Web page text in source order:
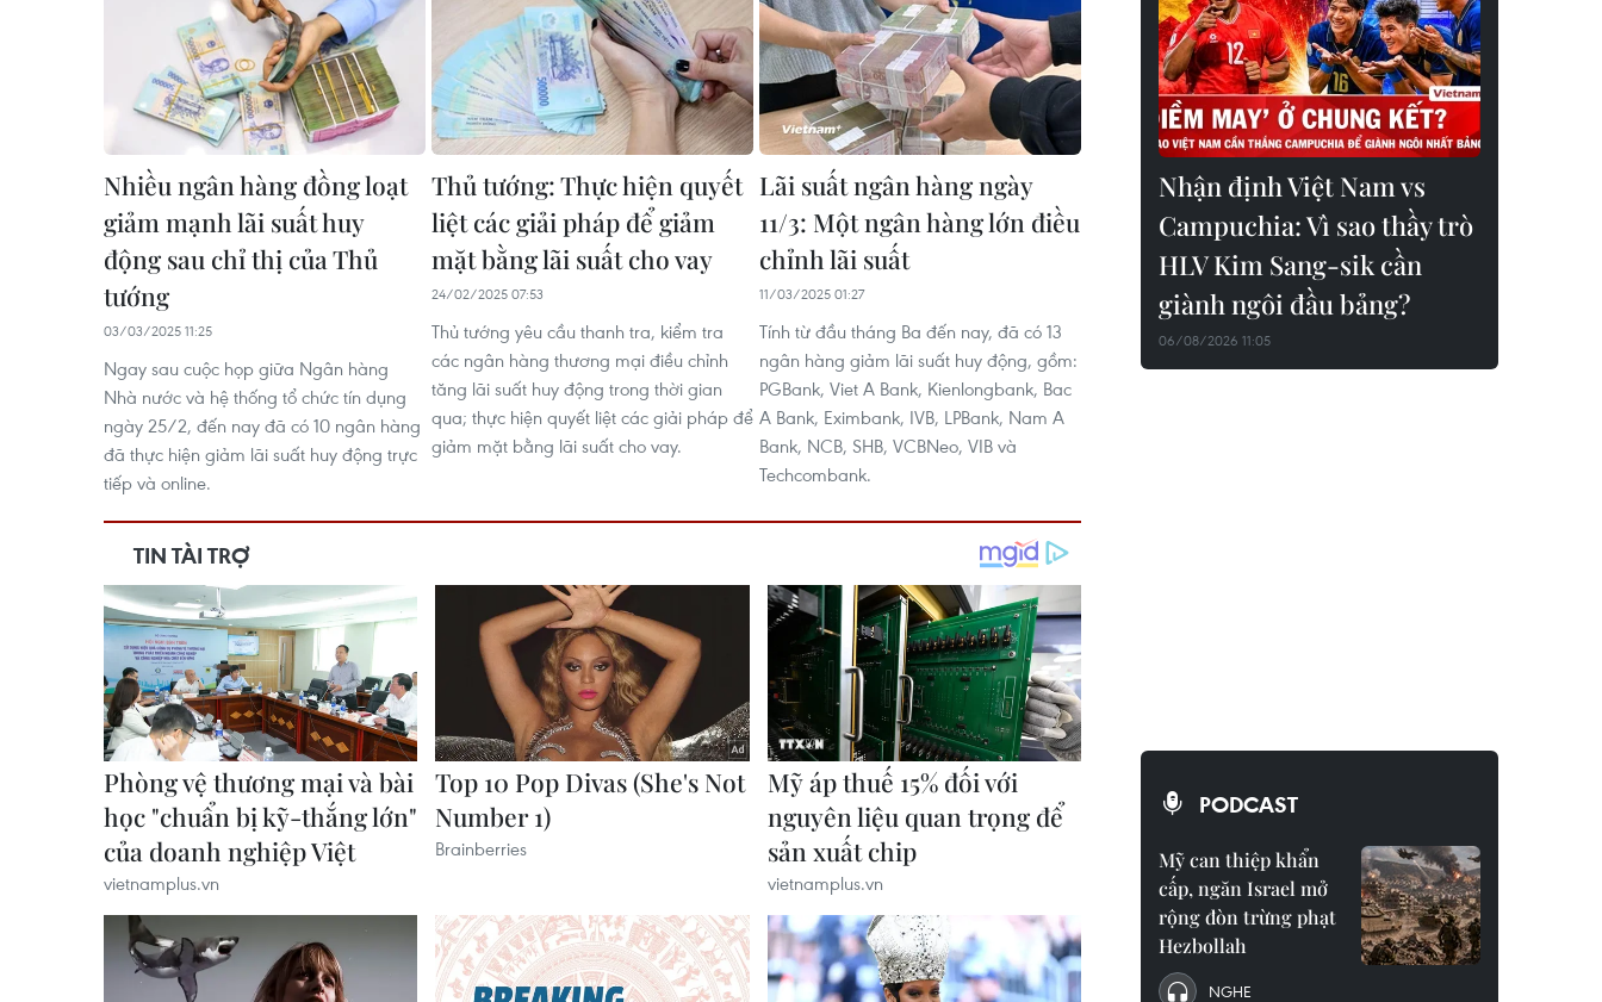
Nhiều ngân hàng đồng loạt
giảm mạnh lãi suất huy
động sau chỉ thị của Thủ
tướng
03/03/2025 11:25
Ngay sau cuộc họp giữa Ngân hàng
Nhà nước và hệ thống tổ chức tín dụng
ngày 25/2, đến nay đã có 10 ngân hàng
đã thực hiện giảm lãi suất huy động trực
tiếp và online.
Thủ tướng: Thực hiện quyết
liệt các giải pháp để giảm
mặt bằng lãi suất cho vay
24/02/2025 07:53
Thủ tướng yêu cầu thanh tra, kiểm tra
các ngân hàng thương mại điều chỉnh
tăng lãi suất huy động trong thời gian
qua; thực hiện quyết liệt các giải pháp để
giảm mặt bằng lãi suất cho vay.
Lãi suất ngân hàng ngày
11/3: Một ngân hàng lớn điều
chỉnh lãi suất
11/03/2025 01:27
Tính từ đầu tháng Ba đến nay, đã có 13
ngân hàng giảm lãi suất huy động, gồm:
PGBank, Viet A Bank, Kienlongbank, Bac
A Bank, Eximbank, IVB, LPBank, Nam A
Bank, NCB, SHB, VCBNeo, VIB và
Techcombank.
Nhận định Việt Nam vs
Campuchia: Vì sao thầy trò
HLV Kim Sang-sik cần
giành ngôi đầu bảng?
06/08/2026 11:05
PODCAST
Mỹ can thiệp khẩn
cấp, ngăn Israel mở
rộng đòn trừng phạt
Hezbollah
NGHE